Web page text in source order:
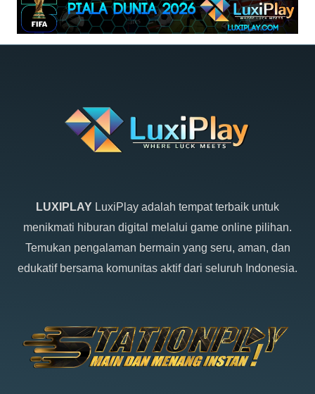
LUXIPLAY LuxiPlay adalah tempat terbaik untuk
menikmati hiburan digital melalui game online pilihan.
Temukan pengalaman bermain yang seru, aman, dan
edukatif bersama komunitas aktif dari seluruh Indonesia.